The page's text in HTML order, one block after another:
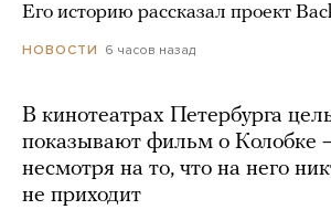
Его историю рассказал проект
НОВОСТИ 6 часов назад
В кинотеатрах Петербурга
показывают фильм о Колобке
несмотря на то, что на него
не приходит